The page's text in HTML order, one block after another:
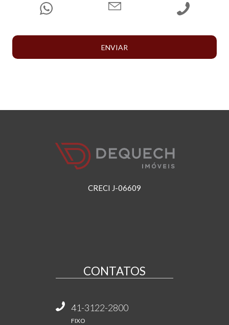
ENVIAR
CRECI J-06609
CONTATOS
41-3122-2800
FIXO